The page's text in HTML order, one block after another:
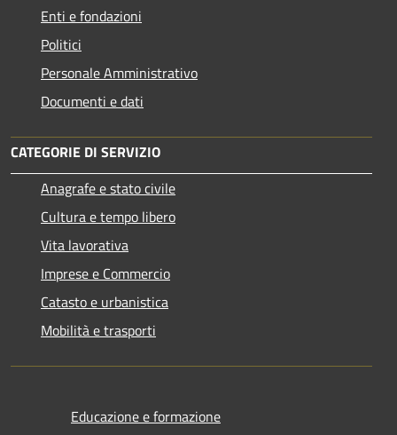
Enti e fondazioni
Politici
Personale Amministrativo
Documenti e dati
CATEGORIE DI SERVIZIO
Anagrafe e stato civile
Cultura e tempo libero
Vita lavorativa
Imprese e Commercio
Catasto e urbanistica
Mobilità e trasporti
Educazione e formazione